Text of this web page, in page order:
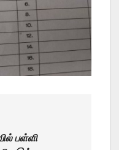
பள்ளி